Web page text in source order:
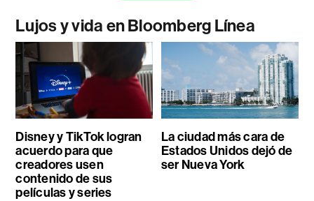
Lujos y vida en Bloomberg Línea
Disney y TikTok logran
acuerdo para que
creadores usen
contenido de sus
películas y series
La ciudad más cara de
Estados Unidos dejó de
ser Nueva York